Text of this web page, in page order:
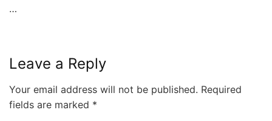
…
Leave a Reply
Your email address will not be published. Required
fields are marked *